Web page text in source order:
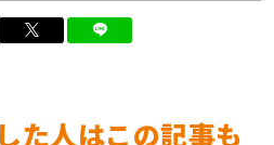
た人はこの記事も